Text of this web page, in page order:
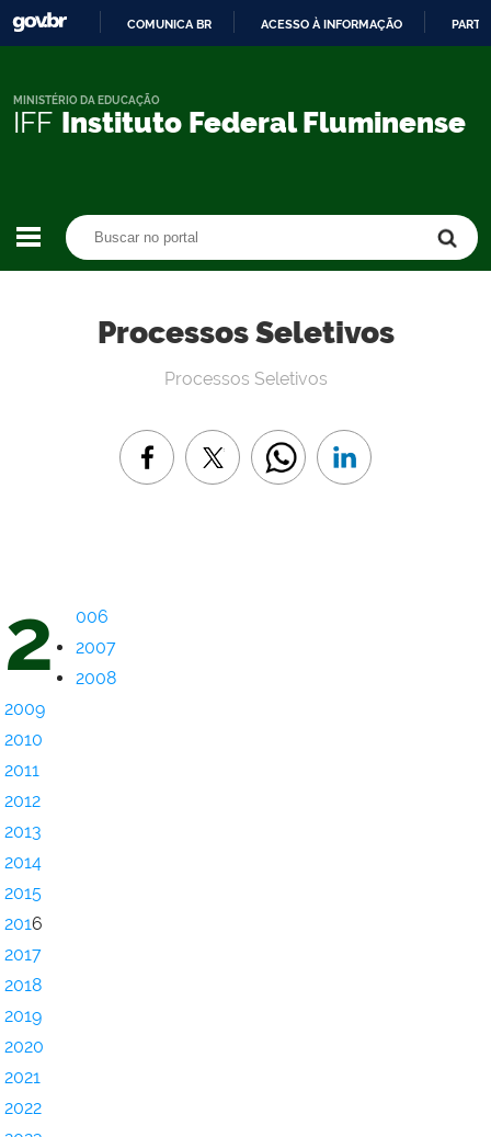
CONTEÚDO
COMUNICA BR ACESSO À INFORMAÇÃO
IFF Instituto Federal Fluminense
MINISTÉRIO DA EDUCAÇÃO
Processos Seletivos
Processos Seletivos
2
006
2007
2008
2009
2010
2011
2012
2013
2014
2015
2016
2017
2018
2019
2020
2021
2022